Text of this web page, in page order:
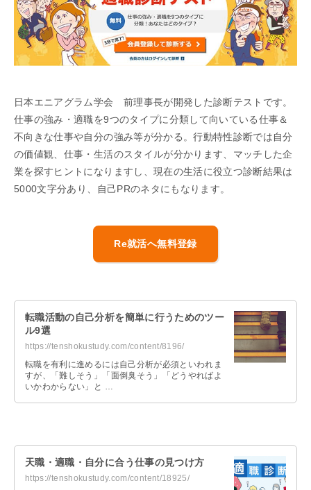
日本エニアグラム学会 前理事長が開発した診断テストです。
仕事の強み・適職を9つのタイプに分類して向いている仕事＆
不向きな仕事や自分の強み等が分かる。行動特性診断では自分
の価値観、仕事・生活のスタイルが分かります、マッチした企
業を探すヒントになりますし、現在の生活に役立つ診断結果は
5000文字分あり、自己PRのネタにもなります。
Re就活へ無料登録
転職活動の自己分析を簡単に行うためのツー
ル9選
https://tenshokustudy.com/content/8196/
転職を有利に進めるには自己分析が必須といわれま
すが、「難しそう」「面倒臭そう」「どうやればよ
いかわからない」と …
天職・適職・自分に合う仕事の見つけ方
https://tenshokustudy.com/content/18925/